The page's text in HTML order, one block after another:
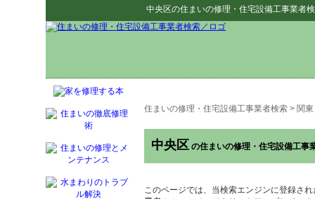
中央区の住まいの修理・住宅設備工事業者
住まいの修理・住宅設備工事業者検索 > 関東
中央区 の住まいの修理・住宅設備工事
このページでは、当検索エンジンに登録され